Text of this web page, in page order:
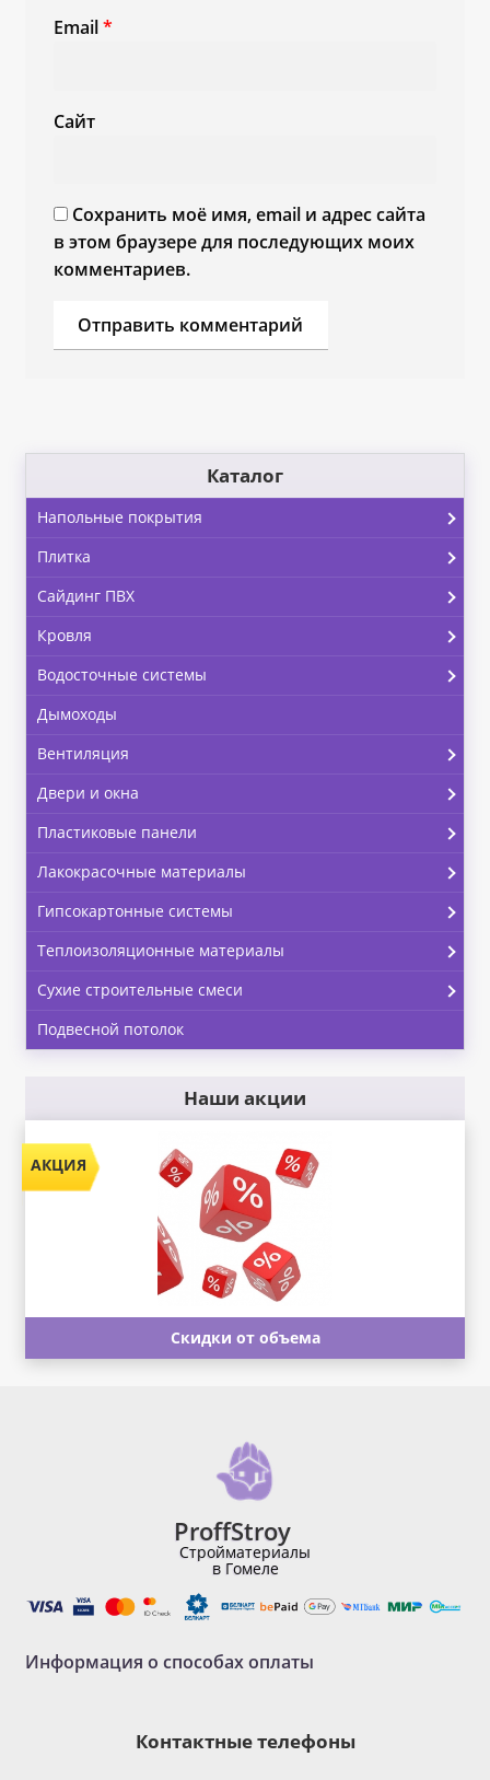
Email*
Сайт
Сохранить моё имя, email и адрес сайта
в этом браузере для последующих моих
комментариев.
Каталог
Напольные покрытия
Плитка
Сайдинг ПВХ
Кровля
Водосточные системы
Дымоходы
Вентиляция
Двери и окна
Пластиковые панели
Лакокрасочные материалы
Гипсокартонные системы
Теплоизоляционные материалы
Сухие строительные смеси
Подвесной потолок
Наши акции
Скидки от объема
ProffStroy
Стройматериалы
в Гомеле
Информация о способах оплаты
Контактные телефоны